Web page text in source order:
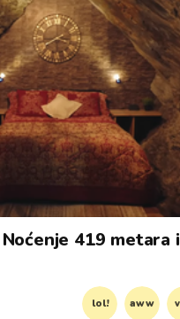
419 metara
lol! aww